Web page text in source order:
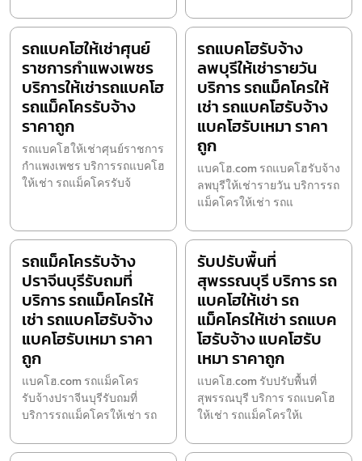
รถแบคโฮให้เช่าศุนย์
ราชการกำแพงเพชร
บริการให้เช่ารถแบคโฮ
รถแม็คโครรับจ้าง
ราคาถูก
รถแบคโฮให้เช่าศุนย์ราชการ
กำแพงเพชร บริการรถแบคโฮ
ให้เช่า รถแม็คโครรับจ้
รถแบคโฮรับจ้าง
ลพบุรีให้เช่ารายวัน
บริการ รถแม็คโครให้
เช่า รถแบคโฮรับจ้าง
แบคโฮรับเหมา ราคา
ถูก
แบคโฮ.com รถแบคโฮรับจ้าง
ลพบุรีให้เช่ารายวัน บริการรถ
แม็คโครให้เช่า รถแ
รถแม็คโครรับจ้าง
ปราจีนบุรีรับถมที่
บริการ รถแม็คโครให้
เช่า รถแบคโฮรับจ้าง
แบคโฮรับเหมา ราคา
ถูก
แบคโฮ.com รถแม็คโคร
รับจ้างปราจีนบุรีรับถมที่
บริการรถแม็คโครให้เช่า รถ
รับปรับพื้นที่
สุพรรณบุรี บริการ รถ
แบคโฮให้เช่า รถ
แม็คโครให้เช่า รถแบค
โฮรับจ้าง แบคโฮรับ
เหมา ราคาถูก
แบคโฮ.com รับปรับพื้นที่
สุพรรณบุรี บริการ รถแบคโฮ
ให้เช่า รถแม็คโครให้เ